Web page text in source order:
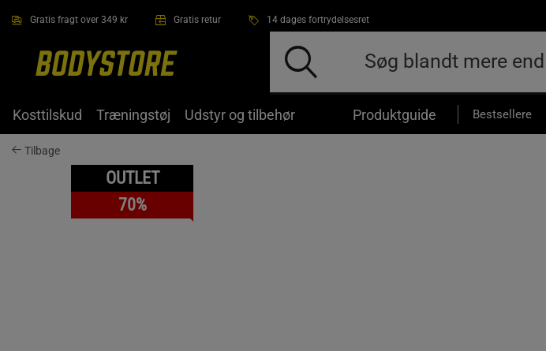
Gratis fragt over 349 kr Gratis retur 14 dages fortrydelsesret
Kosttilskud Træningstøj Udstyr og tilbehør Produktguide Bestsellere
Tilbage
OUTLET
70%